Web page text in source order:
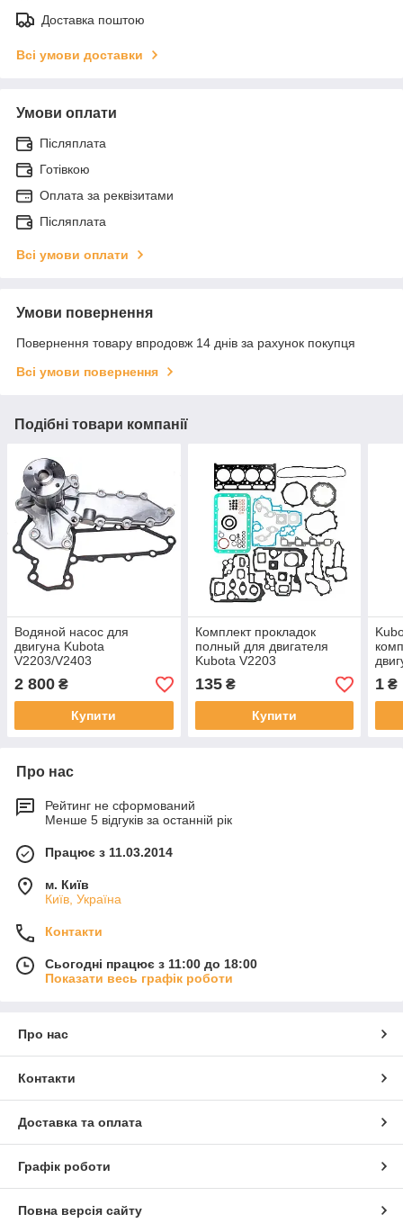
Доставка поштою
Всі умови доставки
Умови оплати
Післяплата
Готівкою
Оплата за реквізитами
Післяплата
Всі умови оплати
Умови повернення
Повернення товару впродовж 14 днів за рахунок покупця
Всі умови повернення
Подібні товари компанії
Водяной насос для
двигуна Kubota
V2203/V2403
2 800 ₴
Купити
Комплект прокладок
полный для двигателя
Kubota V2203
135₴
Купити
1 ₴
Про нас
Рейтинг не сформований
Менше 5 відгуків за останній рік
Працює з 11.03.2014
м. Київ
Київ, Україна
Контакти
Сьогодні працює з 11:00 до 18:00
Показати весь графік роботи
Про нас
Контакти
Доставка та оплата
Графік роботи
Повна версія сайту